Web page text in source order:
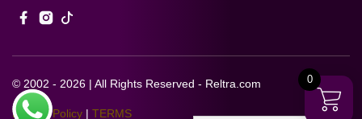
© 2002 - 2026 | All Rights Reserved - Reltra.com
Privacy Policy | TERMS
0